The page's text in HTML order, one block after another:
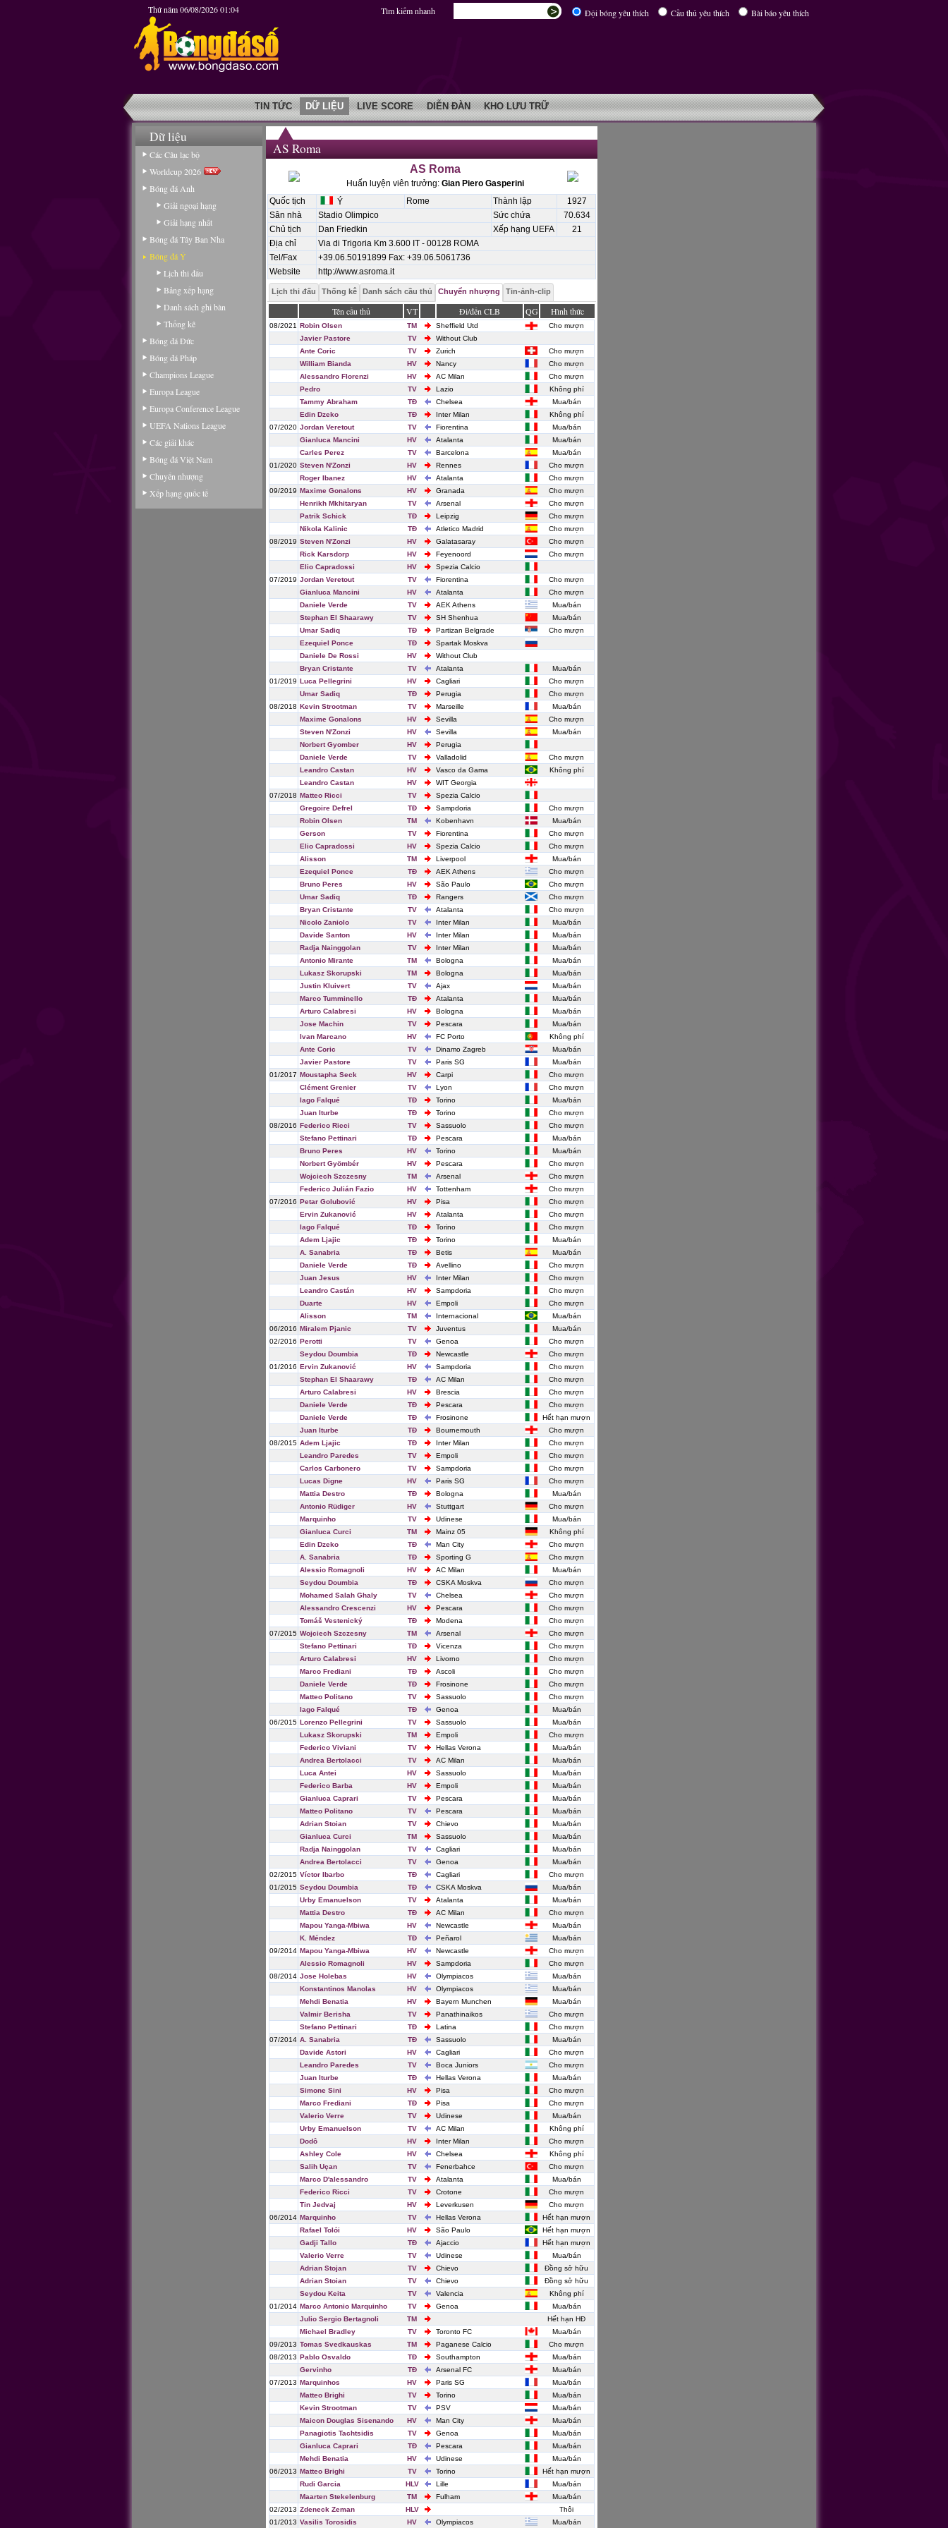
Thứ năm 06/08/2026 01:04 Đội bóng yêu thích Cầu thủ yêu thích Bài báo yêu thích
Tìm kiếm nhanh
TIN TỨC DỮ LIỆU LIVE SCORE DIỄN ĐÀN KHO LƯU TRỮ
Dữ liệu
Các Câu lạc bộ
Worldcup 2026
Bóng đá Anh
Giải ngoại hạng
Giải hạng nhất
Bóng đá Tây Ban Nha
Bóng đá Ý
Lịch thi đấu
Bảng xếp hạng
Danh sách ghi bàn
Thống kê
Bóng đá Đức
Bóng đá Pháp
Champions League
Europa League
Europa Conference League
UEFA Nations League
Các giải khác
Bóng đá Việt Nam
Chuyển nhượng
Xếp hạng quốc tế
AS Roma
AS Roma
Huấn luyện viên trưởng: Gian Piero Gasperini
Quốc tịch
Ý Rome Thành lập
1927
Sân nhà
Stadio Olimpico Sức chứa
70.634
Chủ tịch
Dan Friedkin Xếp hạng UEFA
21
Địa chỉ
Via di Trigoria Km 3.600 IT - 00128 ROMA
Tel/Fax
+39.06.50191899 Fax: +39.06.5061736
Website
http://www.asroma.it
Lịch thi đấu Thống kê Danh sách cầu thủ Chuyển nhượng Tin-ảnh-clip
Tên cầu thủ VT Đi/đến CLB QG Hình thức
08/2021 Robin Olsen TM Sheffield Utd
Cho mượn
Javier Pastore
TV
Without Club
Ante Coric
TV Zurich
Cho mượn
William Bianda
HV Nancy
Cho mượn
Alessandro Florenzi
HV AC Milan
Cho mượn
Pedro
TV Lazio
Không phí
Tammy Abraham
TĐ Chelsea
Mua/bán
Edin Dzeko
TĐ Inter Milan
Không phí
07/2020 Jordan Veretout TV Fiorentina
Mua/bán
Gianluca Mancini
HV Atalanta
Mua/bán
Carles Perez
TV Barcelona
Mua/bán
01/2020 Steven N'Zonzi HV Rennes
Cho mượn
Roger Ibanez
HV Atalanta
Cho mượn
09/2019 Maxime Gonalons HV Granada
Cho mượn
Henrikh Mkhitaryan
TV Arsenal
Cho mượn
Patrik Schick
TĐ Leipzig
Cho mượn
Nikola Kalinic
TĐ Atletico Madrid
Cho mượn
08/2019 Steven N'Zonzi HV Galatasaray
Cho mượn
Rick Karsdorp
HV Feyenoord
Cho mượn
Elio Capradossi
HV
Spezia Calcio
07/2019 Jordan Veretout TV Fiorentina
Cho mượn
Gianluca Mancini
HV Atalanta
Cho mượn
Daniele Verde
TV AEK Athens
Mua/bán
Stephan El Shaarawy
TV SH Shenhua
Mua/bán
Umar Sadiq
TĐ Partizan Belgrade
Cho mượn
Ezequiel Ponce
TĐ
Spartak Moskva
Daniele De Rossi
HV
Without Club
Bryan Cristante
TV Atalanta
Mua/bán
01/2019 Luca Pellegrini HV Cagliari
Cho mượn
Umar Sadiq
TĐ Perugia
Cho mượn
08/2018 Kevin Strootman TV Marseille
Mua/bán
Maxime Gonalons
HV Sevilla
Cho mượn
Steven N'Zonzi
HV Sevilla
Mua/bán
Norbert Gyomber
HV
Perugia
Daniele Verde
TV Valladolid
Cho mượn
Leandro Castan
HV Vasco da Gama
Không phí
Leandro Castan
HV
WIT Georgia
07/2018 Matteo Ricci TV
Spezia Calcio
Gregoire Defrel
TĐ Sampdoria
Cho mượn
Robin Olsen
TM Kobenhavn
Mua/bán
Gerson
TV Fiorentina
Cho mượn
Elio Capradossi
HV Spezia Calcio
Cho mượn
Alisson
TM Liverpool
Mua/bán
Ezequiel Ponce
TĐ AEK Athens
Cho mượn
Bruno Peres
HV São Paulo
Cho mượn
Umar Sadiq
TĐ Rangers
Cho mượn
Bryan Cristante
TV Atalanta
Cho mượn
Nicolo Zaniolo
TV Inter Milan
Mua/bán
Davide Santon
HV Inter Milan
Mua/bán
Radja Nainggolan
TV Inter Milan
Mua/bán
Antonio Mirante
TM Bologna
Mua/bán
Lukasz Skorupski
TM Bologna
Mua/bán
Justin Kluivert
TV Ajax
Mua/bán
Marco Tumminello
TĐ Atalanta
Mua/bán
Arturo Calabresi
HV Bologna
Mua/bán
Jose Machin
TV Pescara
Mua/bán
Ivan Marcano
HV FC Porto
Không phí
Ante Coric
TV Dinamo Zagreb
Mua/bán
Javier Pastore
TV Paris SG
Mua/bán
01/2017 Moustapha Seck HV Carpi
Cho mượn
Clément Grenier
TV Lyon
Cho mượn
Iago Falqué
TĐ Torino
Mua/bán
Juan Iturbe
TĐ Torino
Cho mượn
08/2016 Federico Ricci TV Sassuolo
Cho mượn
Stefano Pettinari
TĐ Pescara
Mua/bán
Bruno Peres
HV Torino
Mua/bán
Norbert Gyömbér
HV Pescara
Cho mượn
Wojciech Szczesny
TM Arsenal
Cho mượn
Federico Julián Fazio
HV Tottenham
Cho mượn
07/2016 Petar Golubović HV Pisa
Cho mượn
Ervin Zukanović
HV Atalanta
Cho mượn
Iago Falqué
TĐ Torino
Cho mượn
Adem Ljajic
TĐ Torino
Mua/bán
A. Sanabria
TĐ Betis
Mua/bán
Daniele Verde
TĐ Avellino
Cho mượn
Juan Jesus
HV Inter Milan
Cho mượn
Leandro Castán
HV Sampdoria
Cho mượn
Duarte
HV Empoli
Cho mượn
Alisson
TM Internacional
Mua/bán
06/2016 Miralem Pjanic TV Juventus
Mua/bán
02/2016 Perotti TV Genoa
Cho mượn
Seydou Doumbia
TĐ Newcastle
Cho mượn
01/2016 Ervin Zukanović HV Sampdoria
Cho mượn
Stephan El Shaarawy
TĐ AC Milan
Cho mượn
Arturo Calabresi
HV Brescia
Cho mượn
Daniele Verde
TĐ Pescara
Cho mượn
Daniele Verde
TĐ Frosinone
Hết hạn mượn
Juan Iturbe
TĐ Bournemouth
Cho mượn
08/2015 Adem Ljajic TĐ Inter Milan
Cho mượn
Leandro Paredes
TV Empoli
Cho mượn
Carlos Carbonero
TV Sampdoria
Cho mượn
Lucas Digne
HV Paris SG
Cho mượn
Mattia Destro
TĐ Bologna
Mua/bán
Antonio Rüdiger
HV Stuttgart
Cho mượn
Marquinho
TV Udinese
Mua/bán
Gianluca Curci
TM Mainz 05
Không phí
Edin Dzeko
TĐ Man City
Cho mượn
A. Sanabria
TĐ Sporting G
Cho mượn
Alessio Romagnoli
HV AC Milan
Mua/bán
Seydou Doumbia
TĐ CSKA Moskva
Cho mượn
Mohamed Salah Ghaly
TV Chelsea
Cho mượn
Alessandro Crescenzi
HV Pescara
Cho mượn
Tomáš Vestenický
TĐ Modena
Cho mượn
07/2015 Wojciech Szczesny TM Arsenal
Cho mượn
Stefano Pettinari
TĐ Vicenza
Cho mượn
Arturo Calabresi
HV Livorno
Cho mượn
Marco Frediani
TĐ Ascoli
Cho mượn
Daniele Verde
TĐ Frosinone
Cho mượn
Matteo Politano
TV Sassuolo
Cho mượn
Iago Falqué
TĐ Genoa
Mua/bán
06/2015 Lorenzo Pellegrini TV Sassuolo
Mua/bán
Lukasz Skorupski
TM Empoli
Cho mượn
Federico Viviani
TV Hellas Verona
Mua/bán
Andrea Bertolacci
TV AC Milan
Mua/bán
Luca Antei
HV Sassuolo
Mua/bán
Federico Barba
HV Empoli
Mua/bán
Gianluca Caprari
TV Pescara
Mua/bán
Matteo Politano
TV Pescara
Mua/bán
Adrian Stoian
TV Chievo
Mua/bán
Gianluca Curci
TM Sassuolo
Mua/bán
Radja Nainggolan
TV Cagliari
Mua/bán
Andrea Bertolacci
TV Genoa
Mua/bán
02/2015 Víctor Ibarbo TĐ Cagliari
Cho mượn
01/2015 Seydou Doumbia TĐ CSKA Moskva
Mua/bán
Urby Emanuelson
TV Atalanta
Mua/bán
Mattia Destro
TĐ AC Milan
Cho mượn
Mapou Yanga-Mbiwa
HV Newcastle
Mua/bán
K. Méndez
TĐ Peñarol
Mua/bán
09/2014 Mapou Yanga-Mbiwa HV Newcastle
Cho mượn
Alessio Romagnoli
HV Sampdoria
Cho mượn
08/2014 Jose Holebas HV Olympiacos
Mua/bán
Konstantinos Manolas
HV Olympiacos
Mua/bán
Mehdi Benatia
HV Bayern Munchen
Mua/bán
Valmir Berisha
TV Panathinaikos
Cho mượn
Stefano Pettinari
TĐ Latina
Cho mượn
07/2014 A. Sanabria TĐ Sassuolo
Mua/bán
Davide Astori
HV Cagliari
Cho mượn
Leandro Paredes
TV Boca Juniors
Cho mượn
Juan Iturbe
TĐ Hellas Verona
Mua/bán
Simone Sini
HV Pisa
Cho mượn
Marco Frediani
TĐ Pisa
Cho mượn
Valerio Verre
TV Udinese
Mua/bán
Urby Emanuelson
TV AC Milan
Không phí
Dodô
HV Inter Milan
Cho mượn
Ashley Cole
HV Chelsea
Không phí
Salih Uçan
TV Fenerbahce
Cho mượn
Marco D'alessandro
TV Atalanta
Mua/bán
Federico Ricci
TV Crotone
Cho mượn
Tin Jedvaj
HV Leverkusen
Cho mượn
06/2014 Marquinho TV Hellas Verona
Hết hạn mượn
Rafael Tolói
HV São Paulo
Hết hạn mượn
Gadji Tallo
TĐ Ajaccio
Hết hạn mượn
Valerio Verre
TV Udinese
Mua/bán
Adrian Stojan
TV Chievo
Đồng sở hữu
Adrian Stoian
TV Chievo
Đồng sở hữu
Seydou Keita
TV Valencia
Không phí
01/2014 Marco Antonio Marquinho TV Genoa
Mua/bán
Julio Sergio Bertagnoli
TM
Hết hạn HĐ
Michael Bradley
TV Toronto FC
Mua/bán
09/2013 Tomas Svedkauskas TM Paganese Calcio
Cho mượn
08/2013 Pablo Osvaldo TĐ Southampton
Mua/bán
Gervinho
TĐ Arsenal FC
Mua/bán
07/2013 Marquinhos HV Paris SG
Mua/bán
Matteo Brighi
TV Torino
Mua/bán
Kevin Strootman
TV PSV
Mua/bán
Maicon Douglas Sisenando
HV Man City
Mua/bán
Panagiotis Tachtsidis
TV Genoa
Mua/bán
Gianluca Caprari
TĐ Pescara
Mua/bán
Mehdi Benatia
HV Udinese
Mua/bán
06/2013 Matteo Brighi TV Torino
Hết hạn mượn
Rudi Garcia
HLV Lille
Mua/bán
Maarten Stekelenburg
TM Fulham
Mua/bán
02/2013 Zdeneck Zeman HLV
Thôi
01/2013 Vasilis Torosidis HV Olympiacos Mua/bán